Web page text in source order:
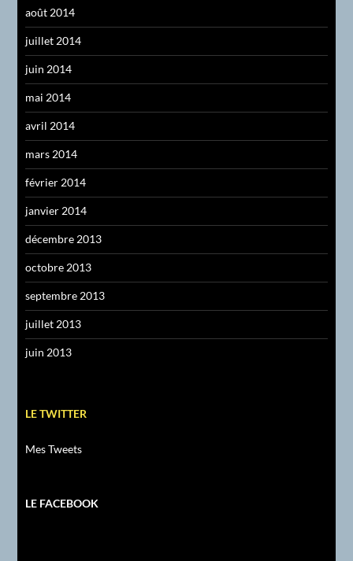
août 2014
juillet 2014
juin 2014
mai 2014
avril 2014
mars 2014
février 2014
janvier 2014
décembre 2013
octobre 2013
septembre 2013
juillet 2013
juin 2013
LE TWITTER
Mes Tweets
LE FACEBOOK